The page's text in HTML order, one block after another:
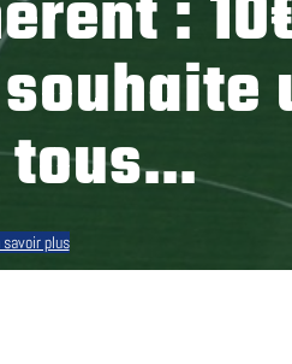
:
tous…
savoir plus